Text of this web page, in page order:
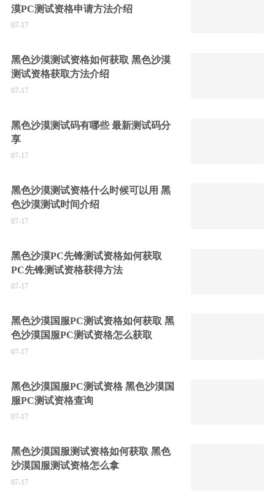
漠PC测试资格申请方法介绍
07-17
黑色沙漠测试资格如何获取 黑色沙漠
测试资格获取方法介绍
07-17
黑色沙漠测试码有哪些 最新测试码分
享
07-17
黑色沙漠测试资格什么时候可以用 黑
色沙漠测试时间介绍
07-17
黑色沙漠PC先锋测试资格如何获取
PC先锋测试资格获得方法
07-17
黑色沙漠国服PC测试资格如何获取 黑
色沙漠国服PC测试资格怎么获取
07-17
黑色沙漠国服PC测试资格 黑色沙漠国
服PC测试资格查询
07-17
黑色沙漠国服测试资格如何获取 黑色
沙漠国服测试资格怎么拿
07-17